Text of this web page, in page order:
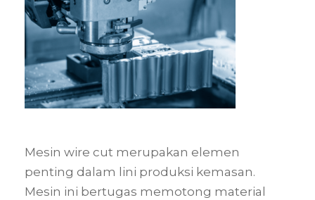
Mesin wire cut merupakan elemen
penting dalam lini produksi kemasan.
Mesin ini bertugas memotong material